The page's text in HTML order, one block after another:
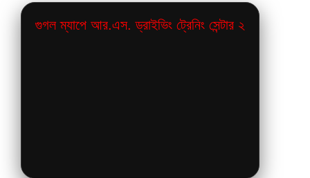
গুগল ম্যাপে আর.এস. ড্রাইভিং ট্রেনিং সেন্টার ২